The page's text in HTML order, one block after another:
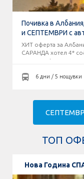
Почивка в
и СЕПТЕМВРИ с
ХИТ оферта за
САРАНДА хотел 4*
шезлонги!
6 дни / 5 нощувки
ТОП
Нова Година